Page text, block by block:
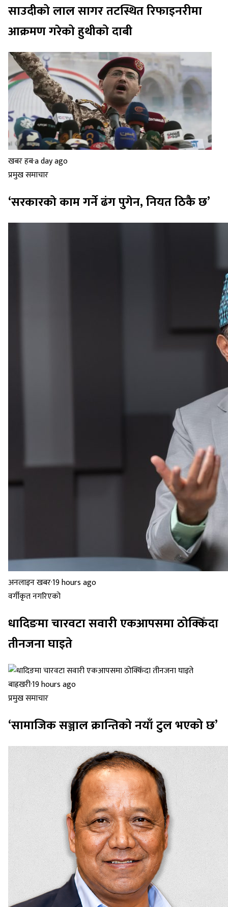
साउदीको लाल सागर तटस्थित रिफाइनरीमा
आक्रमण गरेको हुथीको दाबी
खबर हब·a day ago
प्रमुख समाचार
‘सरकारको काम गर्ने ढंग पुगेन, नियत ठिकै छ’
अनलाइन खबर·19 hours ago
वर्गीकृत नगरिएको
धादिङमा चारवटा सवारी एकआपसमा ठोक्किँदा
तीनजना घाइते
बाह्रखरी·19 hours ago
प्रमुख समाचार
‘सामाजिक सञ्जाल क्रान्तिको नयाँ टुल भएको छ’